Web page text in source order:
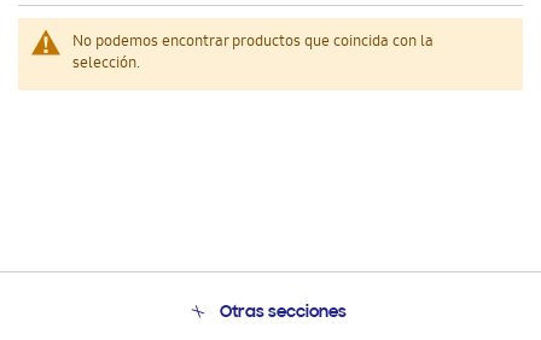
No podemos encontrar productos que coincida con la
selección.
Otras secciones